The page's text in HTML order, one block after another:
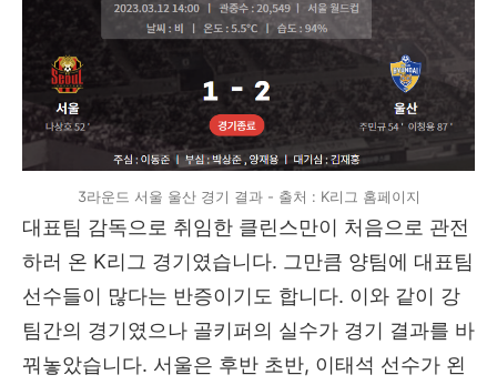
3라운드 서울 울산 경기 결과 - 출처 : K리그 홈페이지
대표팀 감독으로 취임한 클린스만이 처음으로 관전
하러 온 K리그 경기였습니다. 그만큼 양팀에 대표팀
선수들이 많다는 반증이기도 합니다. 이와 같이 강
팀간의 경기였으나 골키퍼의 실수가 경기 결과를 바
꿔놓았습니다. 서울은 후반 초반, 이태석 선수가 왼